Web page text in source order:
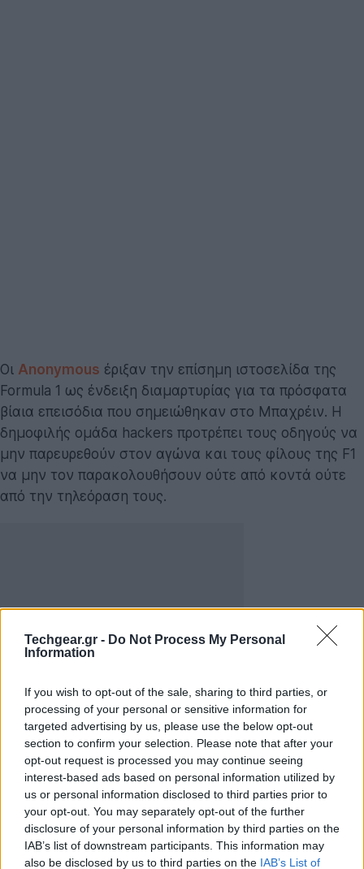
Techgear.gr - Do Not Process My Personal
Information
If you wish to opt-out of the sale, sharing to third parties, or
processing of your personal or sensitive information for
targeted advertising by us, please use the below opt-out
section to confirm your selection. Please note that after your
opt-out request is processed you may continue seeing
interest-based ads based on personal information utilized by
us or personal information disclosed to third parties prior to
your opt-out. You may separately opt-out of the further
disclosure of your personal information by third parties on the
IAB’s list of downstream participants. This information may
also be disclosed by us to third parties on the IAB’s List of
Οι Anonymous έριξαν την επίσημη ιστοσελίδα της
Formula 1 ως ένδειξη διαμαρτυρίας για τα πρόσφατα
βίαια επεισόδια που σημειώθηκαν στο Μπαχρέιν. Η
δημοφιλής ομάδα hackers προτρέπει τους οδηγούς να
μην παρευρεθούν στον αγώνα και τους φίλους της F1
να μην τον παρακολουθήσουν ούτε από κοντά ούτε
από την τηλεόραση τους.
Αυτή τη στιγμή η επίσημη ιστοσελίδα
formulaone.com)έχει επανέλθει στην κανονική
λειτουργία της, αλλά η σελίδαF1-racers.net
εμφανίζει το παρακάτω μήνυμα:
"Χαιρετίσματα από τους Anonymous